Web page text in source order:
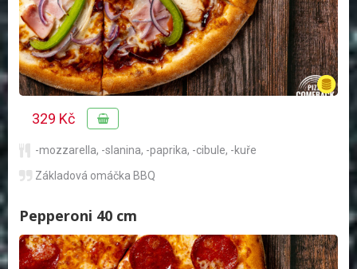
329 Kč
-mozzarella, -slanina, -paprika, -cibule, -kuře
Základová omáčka BBQ
Pepperoni 40 cm